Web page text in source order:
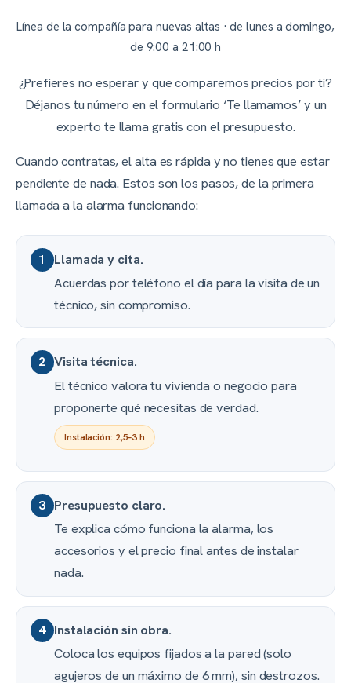
Línea de la compañía para nuevas altas · de lunes a domingo,
de 9:00 a 21:00 h
¿Prefieres no esperar y que comparemos precios por ti?
Déjanos tu número en el formulario ‘Te llamamos’ y un
experto te llama gratis con el presupuesto.
Cuando contratas, el alta es rápida y no tienes que estar
pendiente de nada. Estos son los pasos, de la primera
llamada a la alarma funcionando:
1
Llamada y cita.
Acuerdas por teléfono el día para la visita de un
técnico, sin compromiso.
2 Visita técnica.
El técnico valora tu vivienda o negocio para
proponerte qué necesitas de verdad.
Instalación: 2,5–3 h
3 Presupuesto claro.
Te explica cómo funciona la alarma, los
accesorios y el precio final antes de instalar
nada.
4 Instalación sin obra.
Coloca los equipos fijados a la pared (solo
agujeros de un máximo de 6 mm), sin destrozos.